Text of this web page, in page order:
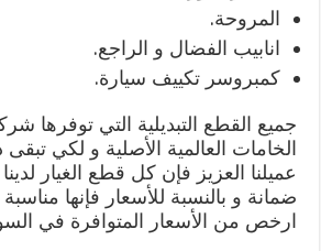
المروحة.
انابيب الفضال و الراجع.
كمبروسر تكييف سيارة.
جميع القطع التبديلية التي توفرها
الخامات العالمية الأصلية و لكي تبقى
عميلنا العزيز فإن كل قطع الغيار
ضمانة و بالنسبة للأسعار فإنها
ارخص من الأسعار المتوافرة في